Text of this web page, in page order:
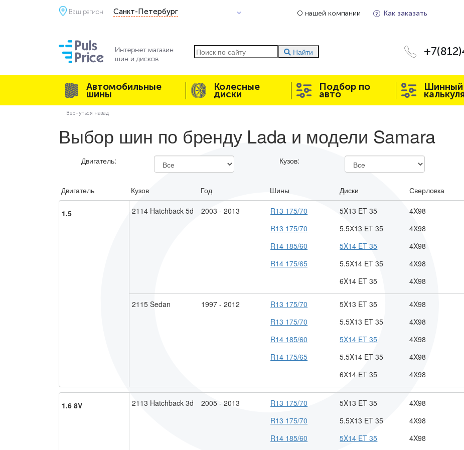
Ваш регион Санкт-Петербург О нашей компании Как заказать
Найти
Автомобильные
шины
Колесные
диски
Подбор по
авто
Шинный
Вернуться назад
Выбор шин по бренду ​Lada и модели ​Samara
Двигатель: Кузов:
Двигатель Кузов Год Шины Диски Сверловка
1.5 2114 Hatchback 5d 2003 - 2013
R13 175/70
R13 175/70
R14 185/60
R14 175/65
5X13 ET 35
5.5X13 ET 35
5X14 ET 35
5.5X14 ET 35
6X14 ET 35
4X98
4X98
4X98
4X98
4X98
2115 Sedan 1997 - 2012
R13 175/70
R13 175/70
R14 185/60
R14 175/65
5X13 ET 35
5.5X13 ET 35
5X14 ET 35
5.5X14 ET 35
6X14 ET 35
4X98
4X98
4X98
4X98
4X98
1.6 8V 2113 Hatchback 3d 2005 - 2013
R13 175/70
R13 175/70
R14 185/60
5X13 ET 35
5.5X13 ET 35
5X14 ET 35
4X98
4X98
4X98